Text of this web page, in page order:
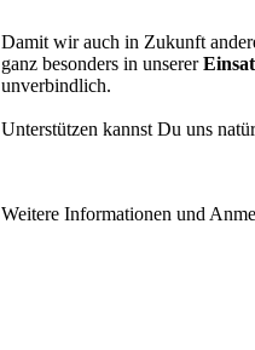
Damit wir auch in Zukunft
ganz besonders in unserer
unverbindlich.
Unterstützen kannst Du uns
Weitere Informationen und